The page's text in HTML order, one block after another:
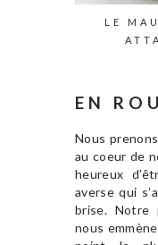
LE
EN
Nous
au coeur de
heureux
averse qui
brise. Notre
nous